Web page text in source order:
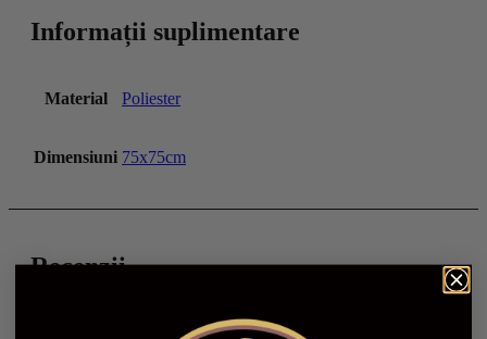
Informații suplimentare
Material Poliester
Dimensiuni 75x75cm
Recenzii